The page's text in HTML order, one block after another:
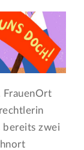
FrauenOrt
bereits zwei